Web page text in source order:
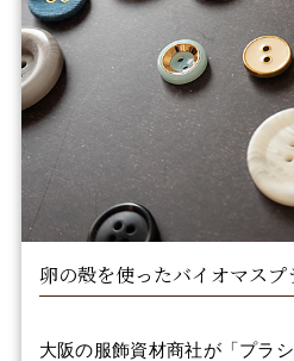
卵の殻を使ったバイオマス
大阪の服飾資材商社が「プラ